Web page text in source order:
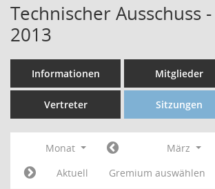
Technischer Ausschuss
2013
Informationen Mitglieder
Vertreter Sitzungen
Monat März
Aktuell
Gremium auswählen